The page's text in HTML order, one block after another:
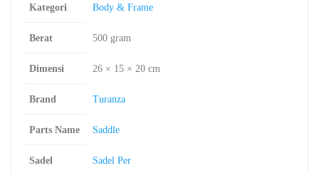
Kategori Body & Frame
Berat 500 gram
Dimensi 26 × 15 × 20 cm
Brand Turanza
Parts Name Saddle
Sadel Sadel Per